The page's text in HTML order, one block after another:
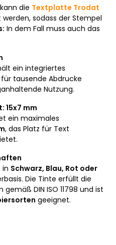
die Textplatte Trodat
sodass der Stempel
In dem Fall muss auch das
ein integriertes
für tausende Abdrucke
Nutzung.
15x7 mm
ein maximales
, das Platz für Text
in Schwarz, Blau, Rot oder
Die Tinte erfüllt die
DIN ISO 11798 und ist
geeignet.